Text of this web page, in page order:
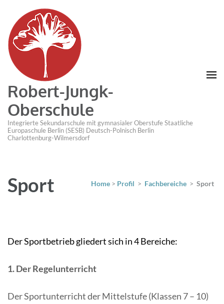
Robert-Jungk-
Oberschule
Integrierte Sekundarschule mit gymnasialer Oberstufe Staatliche
Europaschule Berlin (SESB) Deutsch-Polnisch Berlin
Charlottenburg-Wilmersdorf
Sport Home > Profil > Fachbereiche > Sport
Der Sportbetrieb gliedert sich in 4 Bereiche:
1. Der Regelunterricht
Der Sportunterricht der Mittelstufe (Klassen 7 – 10)